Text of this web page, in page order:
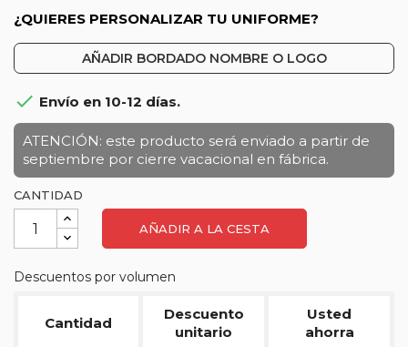
¿QUIERES PERSONALIZAR TU UNIFORME?
AÑADIR BORDADO NOMBRE O LOGO
 Envío en 10-12 días.
ATENCIÓN: este producto será enviado a partir de
septiembre por cierre vacacional en fábrica.
CANTIDAD
AÑADIR A LA CESTA
Descuentos por volumen
Cantidad
Descuento
unitario
Usted
ahorra